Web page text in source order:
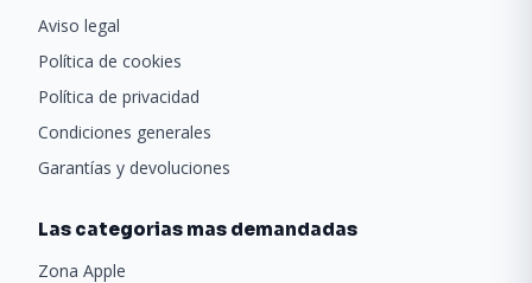
Aviso legal
Política de cookies
Política de privacidad
Condiciones generales
Garantías y devoluciones
Las categorias mas demandadas
Zona Apple